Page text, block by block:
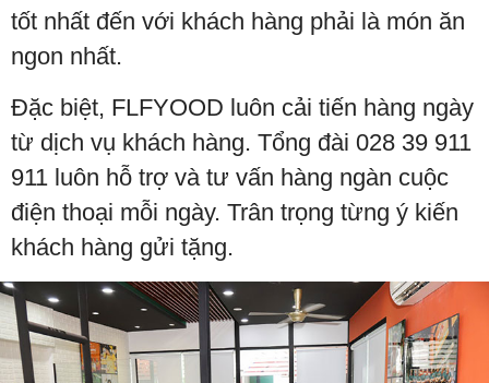
tốt nhất đến với khách hàng phải là món ăn
ngon nhất.
Đặc biệt, FLFYOOD luôn cải tiến hàng ngày
từ dịch vụ khách hàng. Tổng đài 028 39 911
911 luôn hỗ trợ và tư vấn hàng ngàn cuộc
điện thoại mỗi ngày. Trân trọng từng ý kiến
khách hàng gửi tặng.